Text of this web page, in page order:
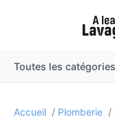
Toutes les catégories
Accueil / Plomberie /